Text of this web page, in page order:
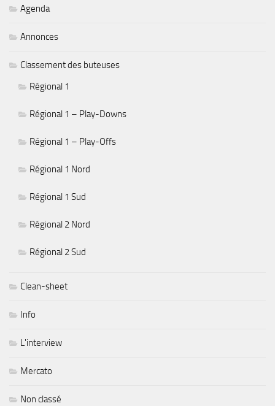
Agenda
Annonces
Classement des buteuses
Régional 1
Régional 1 – Play-Downs
Régional 1 – Play-Offs
Régional 1 Nord
Régional 1 Sud
Régional 2 Nord
Régional 2 Sud
Clean-sheet
Info
L'interview
Mercato
Non classé